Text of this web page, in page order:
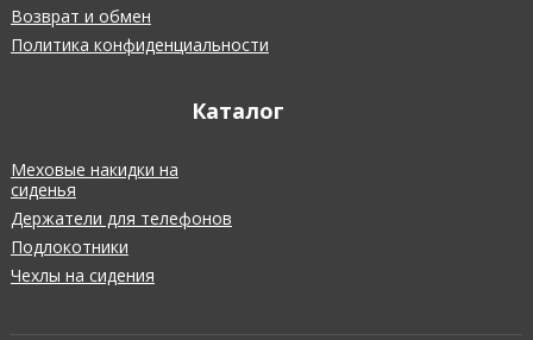
Возврат и обмен
Политика конфиденциальности
Каталог
Меховые накидки на
сиденья
Держатели для телефонов
Подлокотники
Чехлы на сидения